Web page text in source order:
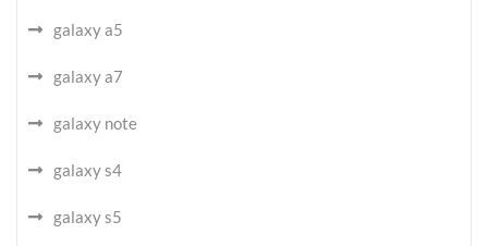
galaxy a5
galaxy a7
galaxy note
galaxy s4
galaxy s5